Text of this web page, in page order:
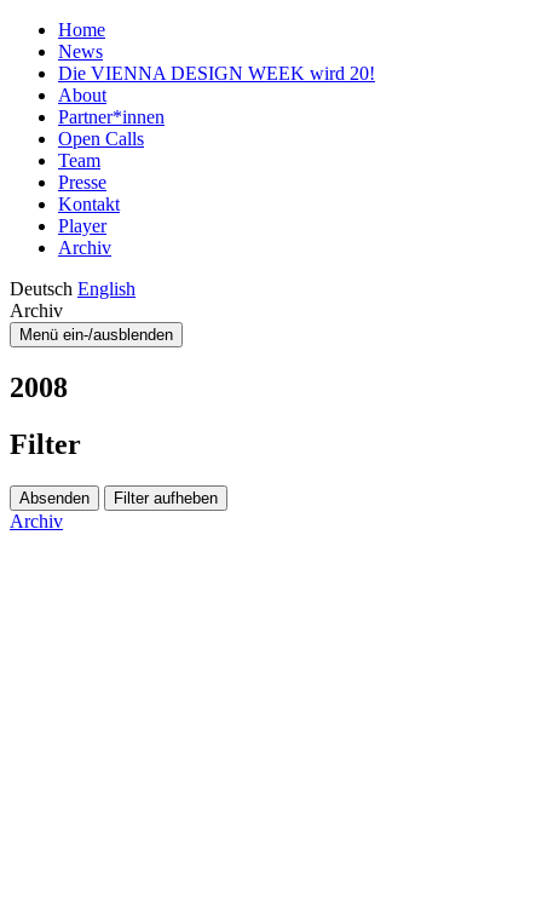
Home
News
Die VIENNA DESIGN WEEK wird 20!
About
Partner*innen
Open Calls
Team
Presse
Kontakt
Player
Archiv
Deutsch English
Archiv
Menü ein-/ausblenden
2008
Filter
Absenden Filter aufheben
Archiv